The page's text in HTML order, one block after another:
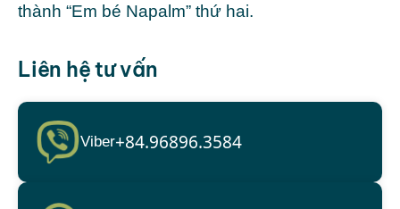
thành “Em bé Napalm” thứ hai.
Liên hệ tư vấn
Viber+84.96896.3584